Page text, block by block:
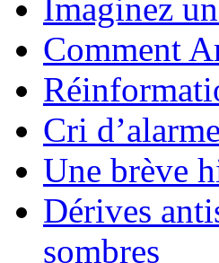
Imaginez
Comment
Cri
Une brève
Dérives
sombres